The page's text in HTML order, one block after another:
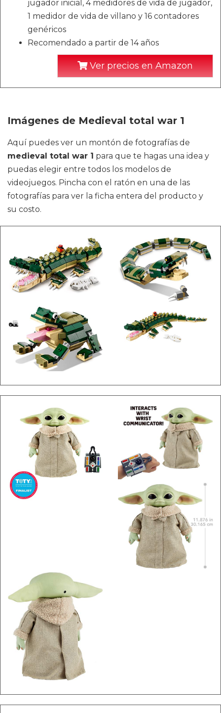
jugador inicial, 4 medidores de vida de jugador,
1 medidor de vida de villano y 16 contadores
genéricos
Recomendado a partir de 14 años
Ver precios en Amazon
Imágenes de Medieval total war 1
Aquí puedes ver un montón de fotografías de
medieval total war 1 para que te hagas una idea y
puedas elegir entre todos los modelos de
videojuegos. Pincha con el ratón en una de las
fotografías para ver la ficha entera del producto y
su costo.